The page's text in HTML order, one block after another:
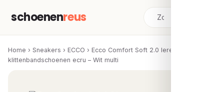
schoenenreus
Home › Sneakers › ECCO › Ecco Comfort Soft 2.0 leren
klittenbandschoenen ecru – Wit multi